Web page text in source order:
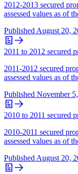
2012-2013 secured
assessed values as of
PublishedAugust 20,
2011 to 2012 secured
2011-2012 secured
assessed values as of
Published November
2010 to 2011 secured
2010-2011 secured
assessed values as of
PublishedAugust 20,